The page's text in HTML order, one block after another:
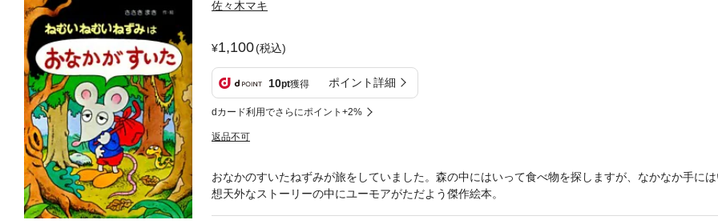
佐々木マキ
1,100(税込)
10pt獲得 ポイント詳細
dカード利用でさらにポイント+2%
返品不可
おなかのすいたねずみが旅をしていました。森の中にはいって食べ物を探しますが、なかなか手に
想天外なストーリーの中にユーモアがただよう傑作絵本。